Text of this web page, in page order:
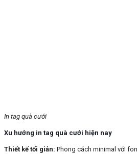
In tag quà cưới
Xu hướng in tag quà cưới hiện nay
Thiết kế tối giản: Phong cách minimal với